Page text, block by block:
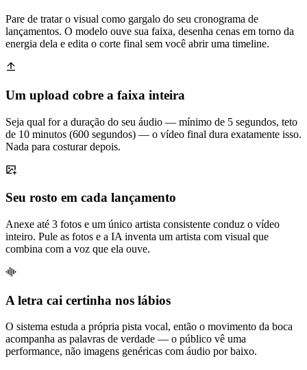
Pare de tratar o visual como gargalo do seu cronograma de
lançamentos. O modelo ouve sua faixa, desenha cenas em torno da
energia dela e edita o corte final sem você abrir uma timeline.
Um upload cobre a faixa inteira
Seja qual for a duração do seu áudio — mínimo de 5 segundos, teto
de 10 minutos (600 segundos) — o vídeo final dura exatamente isso.
Nada para costurar depois.
Seu rosto em cada lançamento
Anexe até 3 fotos e um único artista consistente conduz o vídeo
inteiro. Pule as fotos e a IA inventa um artista com visual que
combina com a voz que ela ouve.
A letra cai certinha nos lábios
O sistema estuda a própria pista vocal, então o movimento da boca
acompanha as palavras de verdade — o público vê uma
performance, não imagens genéricas com áudio por baixo.